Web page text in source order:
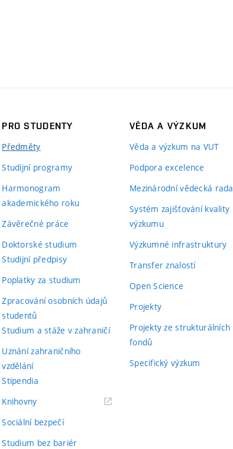
PRO STUDENTY
Předměty
Studijní programy
Harmonogram
akademického roku
Závěrečné práce
Doktorské studium
Studijní předpisy
Poplatky za studium
Zpracování osobních údajů
studentů
Studium a stáže v zahraničí
Uznání zahraničního
vzdělání
Stipendia
Knihovny(externí
Sociální bezpečí
Studium bez bariér
VĚDA A VÝZKUM
Věda a výzkum na VUT
Podpora excelence
Mezinárodní vědecká rada
Systém zajišťování kvality
výzkumu
Výzkumné infrastruktury
Transfer znalostí
Open Science
Projekty
Projekty ze strukturálních
fondů
Specifický výzkum